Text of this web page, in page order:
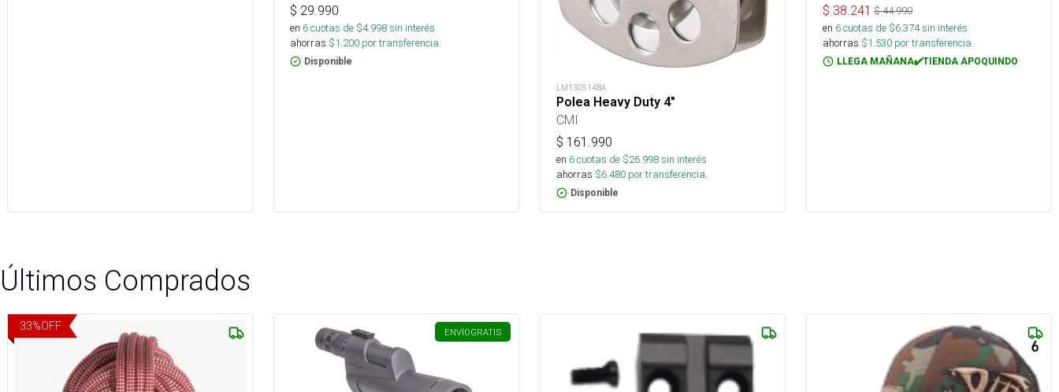
$ 29.990
en 6cuotas de $4.998sin interés
ahorras $1.200 por transferencia.
Disponible
LM130514BA
Polea Heavy Duty 4"
CMI
$ 161.990
en 6cuotas de $26.998sin interés
ahorras $6.480 por transferencia.
Disponible
$ 38.241 $44.990
en 6cuotas de $6.374sin interés
ahorras $1.530 por transferencia.
LLEGA MAÑANA✔️TIENDA APOQUINDO
Últimos Comprados
33%OFF ENVÍOGRATIS